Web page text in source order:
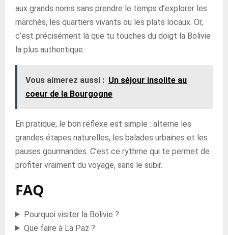
aux grands noms sans prendre le temps d’explorer les
marchés, les quartiers vivants ou les plats locaux. Or,
c’est précisément là que tu touches du doigt la Bolivie
la plus authentique.
Vous aimerez aussi : Un séjour insolite au
coeur de la Bourgogne
En pratique, le bon réflexe est simple : alterne les
grandes étapes naturelles, les balades urbaines et les
pauses gourmandes. C’est ce rythme qui te permet de
profiter vraiment du voyage, sans le subir.
FAQ
Pourquoi visiter la Bolivie ?
Que faire à La Paz ?